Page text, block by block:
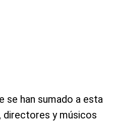
se han sumado a esta
directores y músicos